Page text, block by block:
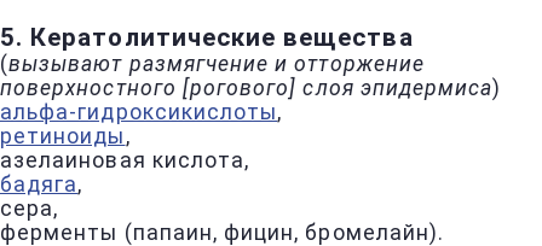
5. Кератолитические вещества
(вызывают размягчение и отторжение
поверхностного [рогового] слоя эпидермиса)
альфа-гидроксикислоты,
ретиноиды ,
азелаиновая кислота,
бадяга,
сера,
ферменты (папаин, фицин, бромелайн).